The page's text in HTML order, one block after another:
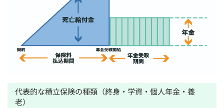
代表的な積立保険の種類（終身・学資・個人年金・養
老）